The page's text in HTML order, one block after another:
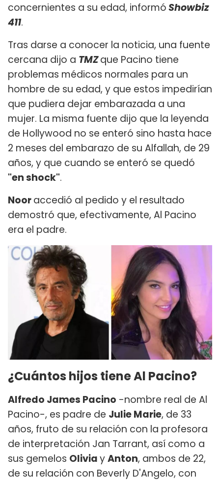
concernientes a su edad, informóShowbiz
411.
Tras darse a conocer la noticia, una fuente
cercana dijo a TMZque Pacino tiene
problemas médicos normales para un
hombre de su edad, y que estos impedirían
que pudiera dejar embarazada a una
mujer. La misma fuente dijo que la leyenda
de Hollywood no se enteró sino hasta hace
2 meses del embarazo de su Alfallah, de 29
años, y que cuando se enteró se quedó
"en shock".
Nooraccedió al pedido y el resultado
demostró que, efectivamente, Al Pacino
era el padre.
¿Cuántos hijos tiene Al Pacino?
Alfredo James Pacino -nombre real de Al
Pacino-, es padre de Julie Marie, de 33
años, fruto de su relación con la profesora
de interpretación Jan Tarrant, así como a
sus gemelos OliviayAnton, ambos de 22,
de su relación con Beverly D'Angelo, con